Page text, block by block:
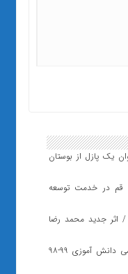
یک پازل از بوستان
قم در خدمت توسعه
اثر جدید محمد رضا
قمی ها در آزمون کشوری المپیادهای علمی دانش آموزی ۹۹-۹۸